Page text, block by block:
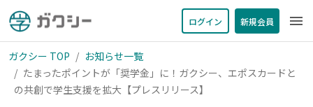
ログイン 新規会員 menu
ガクシー TOP
お知らせ一覧
たまったポイントが「奨学金」に！ガクシー、エポスカードと
の共創で学生支援を拡大【プレスリリース】